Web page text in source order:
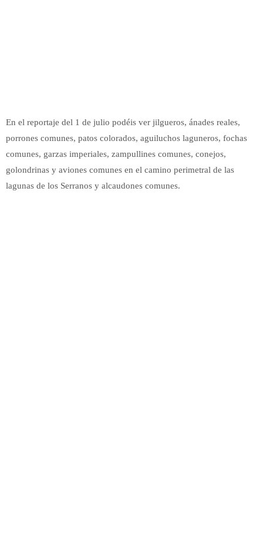
En el reportaje del 1 de julio podéis ver jilgueros, ánades reales,
porrones comunes, patos colorados, aguiluchos laguneros, fochas
comunes, garzas imperiales, zampullines comunes, conejos,
golondrinas y aviones comunes en el camino perimetral de las
lagunas de los Serranos y alcaudones comunes.